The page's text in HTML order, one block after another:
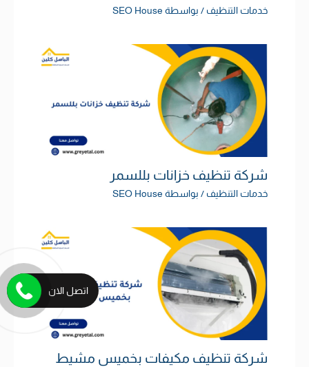
خدمات التنظيف/ بواسطة SEO House
شركة تنظيف خزانات بللسمر
خدمات التنظيف/ بواسطة SEO House
شركة تنظيف مكيفات بخميس مشيط
اتصل الان